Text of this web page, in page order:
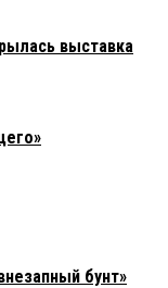
выставка
бунт»